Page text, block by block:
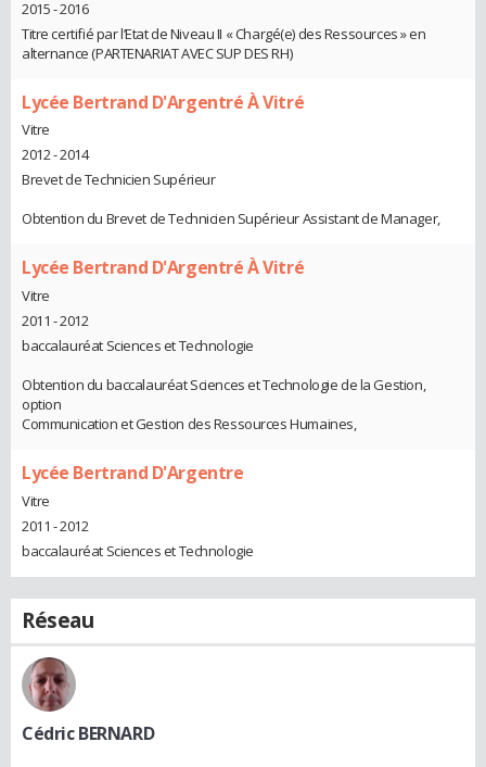
2015 - 2016
Titre certifié par l’Etat de Niveau II « Chargé(e) des Ressources » en
alternance (PARTENARIAT AVEC SUP DES RH)
Lycée Bertrand D'Argentré À Vitré
Vitre
2012 - 2014
Brevet de Technicien Supérieur
Obtention du Brevet de Technicien Supérieur Assistant de Manager,
Lycée Bertrand D'Argentré À Vitré
Vitre
2011 - 2012
baccalauréat Sciences et Technologie
Obtention du baccalauréat Sciences et Technologie de la Gestion,
option
Communication et Gestion des Ressources Humaines,
Lycée Bertrand D'Argentre
Vitre
2011 - 2012
baccalauréat Sciences et Technologie
Réseau
Cédric BERNARD